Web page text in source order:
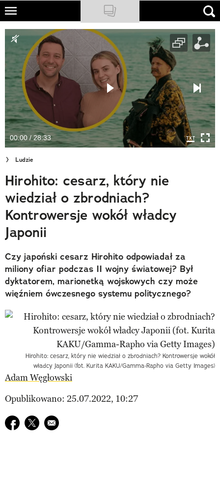
Skip
main
content
NATIONAL GEOGRAPHIC
TRAVELER
PODCASTY
Sklep
Newsletter
Cuda Polski
Wielki Konkurs Fotograficzny
Trendbook Podróżniczy
Polecane
00:00 / 28:33
Ludzie
Hirohito: cesarz, który nie
wiedział o zbrodniach?
Kontrowersje wokół władcy
Japonii
Czy japoński cesarz Hirohito odpowiadał za
miliony ofiar podczas II wojny światowej? Był
dyktatorem, marionetką wojskowych czy może
więźniem ówczesnego systemu politycznego?
Hirohito: cesarz, który nie wiedział o zbrodniach? Kontrowersje wokół
władcy Japonii (fot. Kurita KAKU/Gamma-Rapho via Getty Images)
Adam Węgłowski
Opublikowano: 25.07.2022, 10:27
Udostępnij na facebook
Udostępnij na twitter
E-mail do przyjaciela